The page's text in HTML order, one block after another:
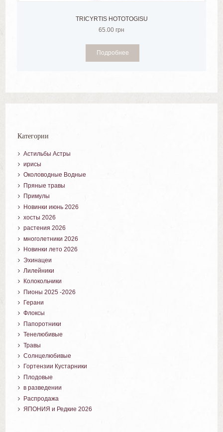
TRICYRTIS HOTOTOGISU
65.00 грн
Подробнее
Категории
Астильбы Астры
ирисы
Околоводные Водные
Пряные травы
Примулы
Новинки июнь 2026
хосты 2026
растения 2026
многолетники 2026
Новинки лето 2026
Эхинацеи
Лилейники
Колокольчики
Пионы 2025 -2026
Герани
Флоксы
Папоротники
Тенелюбивые
Травы
Солнцелюбивые
Гортензии Кустарники
Плодовые
в разведении
Распродажа
ЯПОНИЯ и Редкие 2026